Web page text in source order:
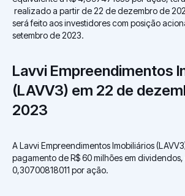
realizado a partir de 22 de dezembro de
será feito aos investidores com posição
setembro de 2023.
Lavvi Empreendimentos
(LAVV3) em 22 de
2023
A Lavvi Empreendimentos Imobiliários
pagamento de R$ 60 milhões em
0,30700818011 por ação.